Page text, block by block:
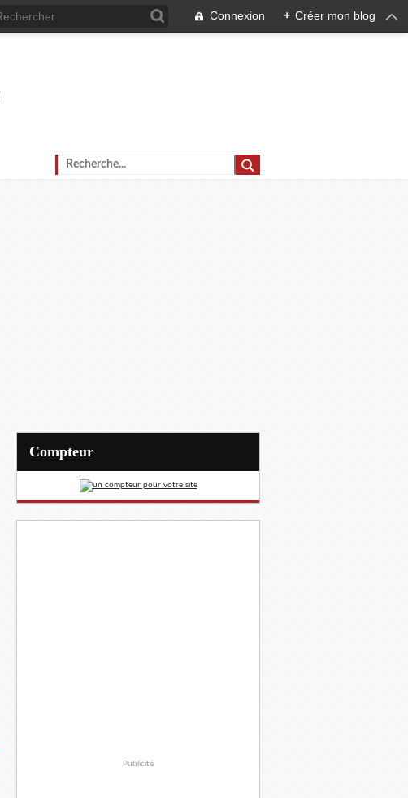
Connexion + Créer mon blog
Compteur
Publicité